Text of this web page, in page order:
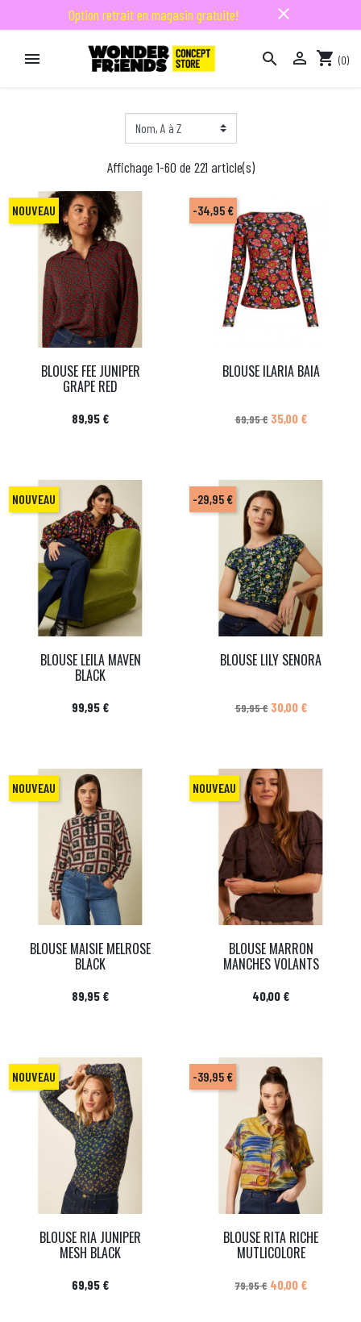
Option retrait en magasin gratuite! close
   shopping_cart (0)
Affichage 1-60 de 221 article(s)
BLOUSE FEE JUNIPER
GRAPE RED
Prix
89,95 €
NOUVEAU
BLOUSE ILARIA BAIA
Prix de base
69,95 € Prix
35,00 €
-34,95 €
BLOUSE LEILA MAVEN
BLACK
Prix
99,95 €
NOUVEAU
BLOUSE LILY SENORA
Prix de base
59,95 € Prix
30,00 €
-29,95 €
BLOUSE MAISIE MELROSE
BLACK
Prix
89,95 €
NOUVEAU
BLOUSE MARRON
MANCHES VOLANTS
Prix
40,00 €
NOUVEAU
BLOUSE RIA JUNIPER
MESH BLACK
Prix
69,95 €
NOUVEAU
BLOUSE RITA RICHE
MUTLICOLORE
Prix de base
79,95 € Prix
40,00 €
-39,95 €